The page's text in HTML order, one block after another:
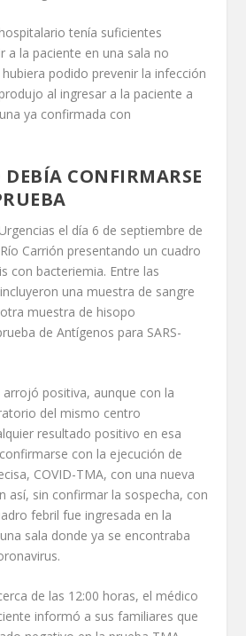
tenía suficientes
a la paciente en una sala no
podido prevenir la infección
al ingresar a la paciente a
ya confirmada con
CONFIRMARSE
el día 6 de septiembre de
Carrión presentando un cuadro
con bacteriemia. Entre las
una muestra de sangre
muestra de hisopo
de Antígenos para SARS-
positiva, aunque con la
del mismo centro
resultado positivo en esa
con la ejecución de
COVID-TMA, con una nueva
así, sin confirmar la sospecha, con
febril fue ingresada en la
sala donde ya se encontraba
de las 12:00 horas, el médico
informó a sus familiares que